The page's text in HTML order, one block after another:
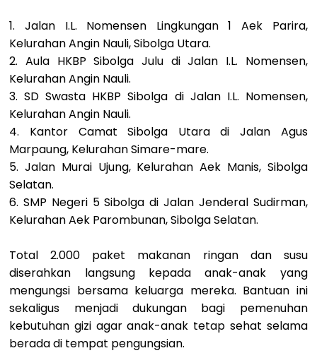
1. Jalan I.L. Nomensen Lingkungan 1 Aek Parira,
Kelurahan Angin Nauli, Sibolga Utara.
2. Aula HKBP Sibolga Julu di Jalan I.L. Nomensen,
Kelurahan Angin Nauli.
3. SD Swasta HKBP Sibolga di Jalan I.L. Nomensen,
Kelurahan Angin Nauli.
4. Kantor Camat Sibolga Utara di Jalan Agus
Marpaung, Kelurahan Simare-mare.
5. Jalan Murai Ujung, Kelurahan Aek Manis, Sibolga
Selatan.
6. SMP Negeri 5 Sibolga di Jalan Jenderal Sudirman,
Kelurahan Aek Parombunan, Sibolga Selatan.
Total 2.000 paket makanan ringan dan susu
diserahkan langsung kepada anak-anak yang
mengungsi bersama keluarga mereka. Bantuan ini
sekaligus menjadi dukungan bagi pemenuhan
kebutuhan gizi agar anak-anak tetap sehat selama
berada di tempat pengungsian.